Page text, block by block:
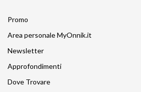
Promo
Area personale MyOnnik.it
Newsletter
Approfondimenti
Dove Trovare